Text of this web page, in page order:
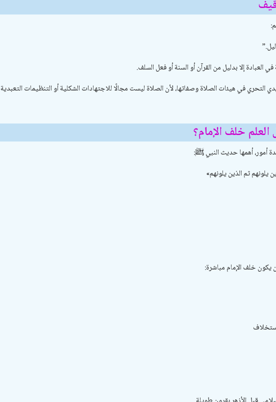
إلا بدليل من القرآن أو السنة أو فعل السلف.
التحري في هيئات الصلاة وصفاتها، لأن الصلاة ليست مجالًا للاجتهادات الشكلية أو التنظيمات التعبدية
خلف الإمام؟
أمور، أهمها حديث النبي ﷺ:
يلونهم ثم الذين يلونهم»
يكون خلف الإمام مباشرة: